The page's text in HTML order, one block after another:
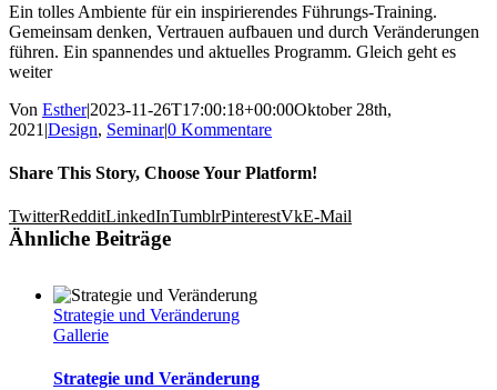
Ein tolles Ambiente für ein inspirierendes Führungs-Training.
Gemeinsam denken, Vertrauen aufbauen und durch Veränderungen
führen. Ein spannendes und aktuelles Programm. Gleich geht es
weiter
Von Esther|2023-11-26T17:00:18+00:00Oktober 28th,
2021 |Design, Seminar|0 Kommentare
Share This Story, Choose Your Platform!
TwitterRedditLinkedInTumblrPinterestVkE-Mail
Ähnliche Beiträge
Strategie und Veränderung
Gallerie
Strategie und Veränderung